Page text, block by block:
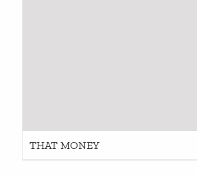
THAT MONEY